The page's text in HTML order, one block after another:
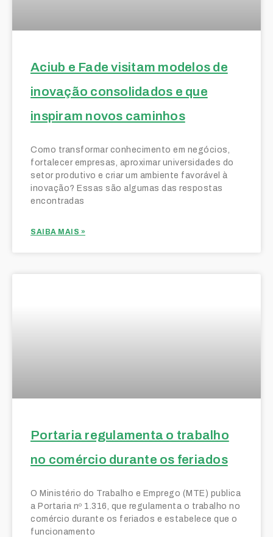
Aciub e Fade visitam modelos de
inovação consolidados e que
inspiram novos caminhos
Como transformar conhecimento em negócios,
fortalecer empresas, aproximar universidades do
setor produtivo e criar um ambiente favorável à
inovação? Essas são algumas das respostas
encontradas
SAIBA MAIS »
Portaria regulamenta o trabalho
no comércio durante os feriados
O Ministério do Trabalho e Emprego (MTE) publica
a Portaria nº 1.316, que regulamenta o trabalho no
comércio durante os feriados e estabelece que o
funcionamento